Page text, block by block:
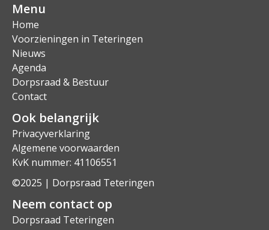
Menu
Home
Voorzieningen in Teteringen
Nieuws
Agenda
Dorpsraad & Bestuur
Contact
Ook belangrijk
Privacyverklaring
Algemene voorwaarden
KvK nummer: 41106551
©2025 | Dorpsraad Teteringen
Neem contact op
Dorpsraad Teteringen